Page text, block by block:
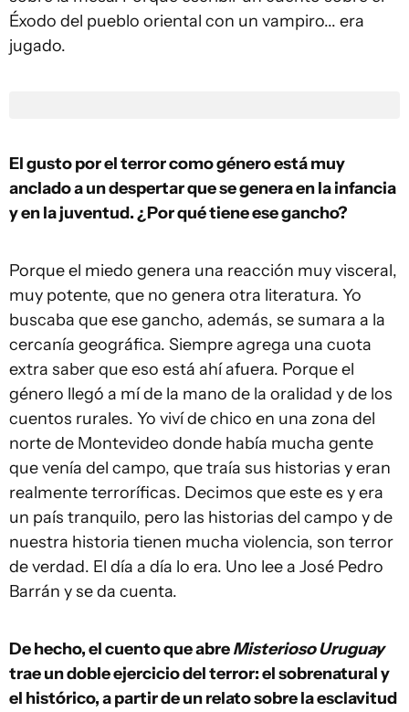
Éxodo del pueblo oriental con un vampiro... era
jugado.
El gusto por el terror como género está muy
anclado a un despertar que se genera en la infancia
y en la juventud. ¿Por qué tiene ese gancho?
Porque el miedo genera una reacción muy visceral,
muy potente, que no genera otra literatura. Yo
buscaba que ese gancho, además, se sumara a la
cercanía geográfica. Siempre agrega una cuota
extra saber que eso está ahí afuera. Porque el
género llegó a mí de la mano de la oralidad y de los
cuentos rurales. Yo viví de chico en una zona del
norte de Montevideo donde había mucha gente
que venía del campo, que traía sus historias y eran
realmente terroríficas. Decimos que este es y era
un país tranquilo, pero las historias del campo y de
nuestra historia tienen mucha violencia, son terror
de verdad. El día a día lo era. Uno lee a José Pedro
Barrán y se da cuenta.
De hecho, el cuento que abreMisterioso Uruguay
trae un doble ejercicio del terror: el sobrenatural y
el histórico, a partir de un relato sobre la esclavitud